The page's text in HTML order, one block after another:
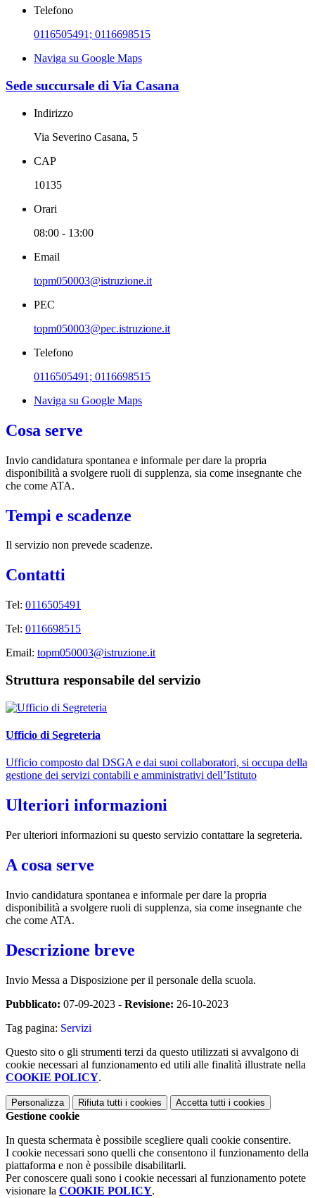
Telefono
0116505491; 0116698515
Naviga su Google Maps
Sede succursale di Via Casana
Indirizzo
Via Severino Casana, 5
CAP
10135
Orari
08:00 - 13:00
Email
topm050003@istruzione.it
PEC
topm050003@pec.istruzione.it
Telefono
0116505491; 0116698515
Naviga su Google Maps
Cosa serve
Invio candidatura spontanea e informale per dare la propria
disponibilità a svolgere ruoli di supplenza, sia come insegnante che
che come ATA.
Tempi e scadenze
Il servizio non prevede scadenze.
Contatti
Tel: 0116505491
Tel: 0116698515
Email: topm050003@istruzione.it
Struttura responsabile del servizio
Ufficio di Segreteria
Ufficio composto dal DSGA e dai suoi collaboratori, si occupa della
gestione dei servizi contabili e amministrativi dell’Istituto
Ulteriori informazioni
Per ulteriori informazioni su questo servizio contattare la segreteria.
A cosa serve
Invio candidatura spontanea e informale per dare la propria
disponibilità a svolgere ruoli di supplenza, sia come insegnante che
che come ATA.
Descrizione breve
Invio Messa a Disposizione per il personale della scuola.
Pubblicato: 07-09-2023 - Revisione: 26-10-2023
Tag pagina: Servizi
Questo sito o gli strumenti terzi da questo utilizzati si avvalgono di
cookie necessari al funzionamento ed utili alle finalità illustrate nella
COOKIE POLICY.
Personalizza Rifiuta tutti i cookies Accetta tutti i cookies
Gestione cookie
In questa schermata è possibile scegliere quali cookie consentire.
I cookie necessari sono quelli che consentono il funzionamento della
piattaforma e non è possibile disabilitarli.
Per conoscere quali sono i cookie necessari al funzionamento potete
visionare la COOKIE POLICY.